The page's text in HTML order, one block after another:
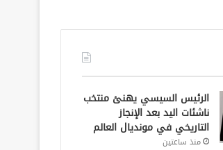
الرئيس السيسي يهنئ منتخب
ناشئات اليد بعد الإنجاز
التاريخي في مونديال العالم
منذ ساعتين